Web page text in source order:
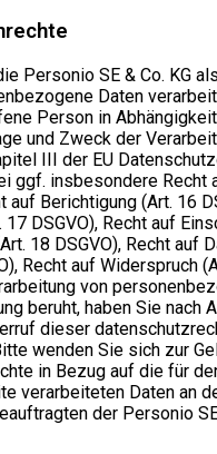
Personio SE & Co. KG
Daten
Person in
und Zweck der
III der EU
ggf. insbesondere Recht
auf Berichtigung (Art. 16
17 DSGVO), Recht auf
18 DSGVO), Recht auf
Recht auf Widerspruch
von
beruht, haben Sie nach
dieser
wenden Sie sich zur
in Bezug auf die für
verarbeiteten Daten an
der Personio